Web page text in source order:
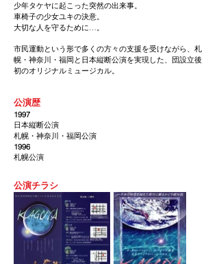
少年タケヤに起こった突然の出来事。
車椅子の少女ユキの決意。
大切な人を守るために…。
市民運動という形で多くの方々の支援を受けながら、札
幌・神奈川・福岡と日本縦断公演を実現した、団設立後
初のオリジナルミュージカル。
公演歴
1997
日本縦断公演
札幌・神奈川・福岡公演
1996
札幌公演
公演チラシ